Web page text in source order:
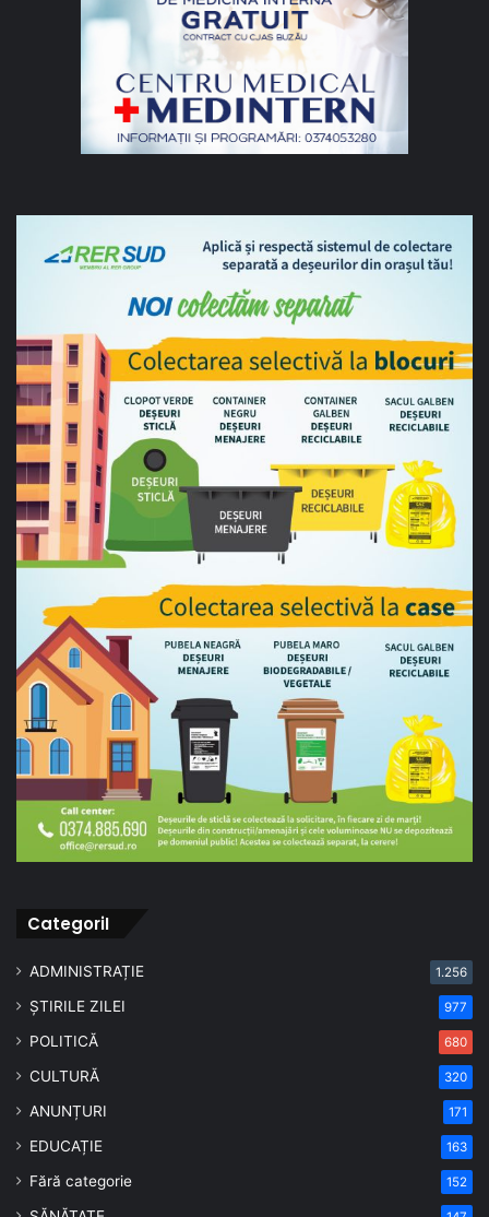
CategoriI
ADMINISTRAȚIE 1.256
ȘTIRILE ZILEI 977
POLITICĂ 680
CULTURĂ 320
ANUNȚURI 171
EDUCAȚIE 163
Fără categorie 152